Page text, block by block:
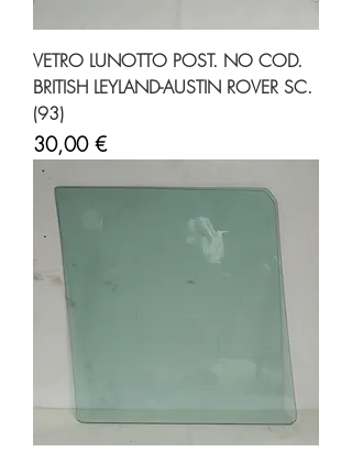
VETRO LUNOTTO POST. NO COD.
BRITISH LEYLAND-AUSTIN ROVER SC.
(93)
Prezzo
30,00 €